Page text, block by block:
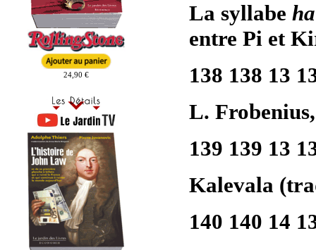
24,90 €
La syllabe ha
entre Pi et
138 138 13
L.
139 139 13
Kalevala
140 140 14